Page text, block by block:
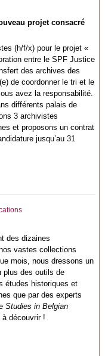
projet consacré
(h/f/x) pour le projet «
entre le SPF Justice
des archives des
de coordonner le tri et le
avez la responsabilité.
différents palais de
3 archivistes
et proposons un contrat
jusqu’au 31
des dizaines
vastes collections
mois, nous dressons un
plus des outils de
études historiques et
que par des experts
Studies in Belgian
à découvrir !